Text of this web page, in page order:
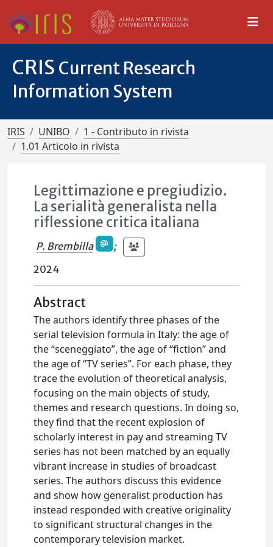
CRIS Current Research
Information System
IRIS UNIBO
1 - Contributo in rivista
1.01 Articolo in rivista
Legittimazione e pregiudizio.
La serialità generalista nella
riflessione critica italiana
P. Brembilla
;
2024
Abstract
The authors identify three phases of the
serial television formula in Italy: the age of
the “sceneggiato”, the age of “fiction” and
the age of “TV series”. For each phase, they
trace the evolution of theoretical analysis,
focusing on the main objects of study,
themes and research questions. In doing so,
they find that the recent explosion of
scholarly interest in pay and streaming TV
series has not been matched by an equally
vibrant increase in studies of broadcast
series. The authors discuss this evidence
and show how generalist production has
instead responded with creative originality
to significant structural changes in the
contemporary television market.